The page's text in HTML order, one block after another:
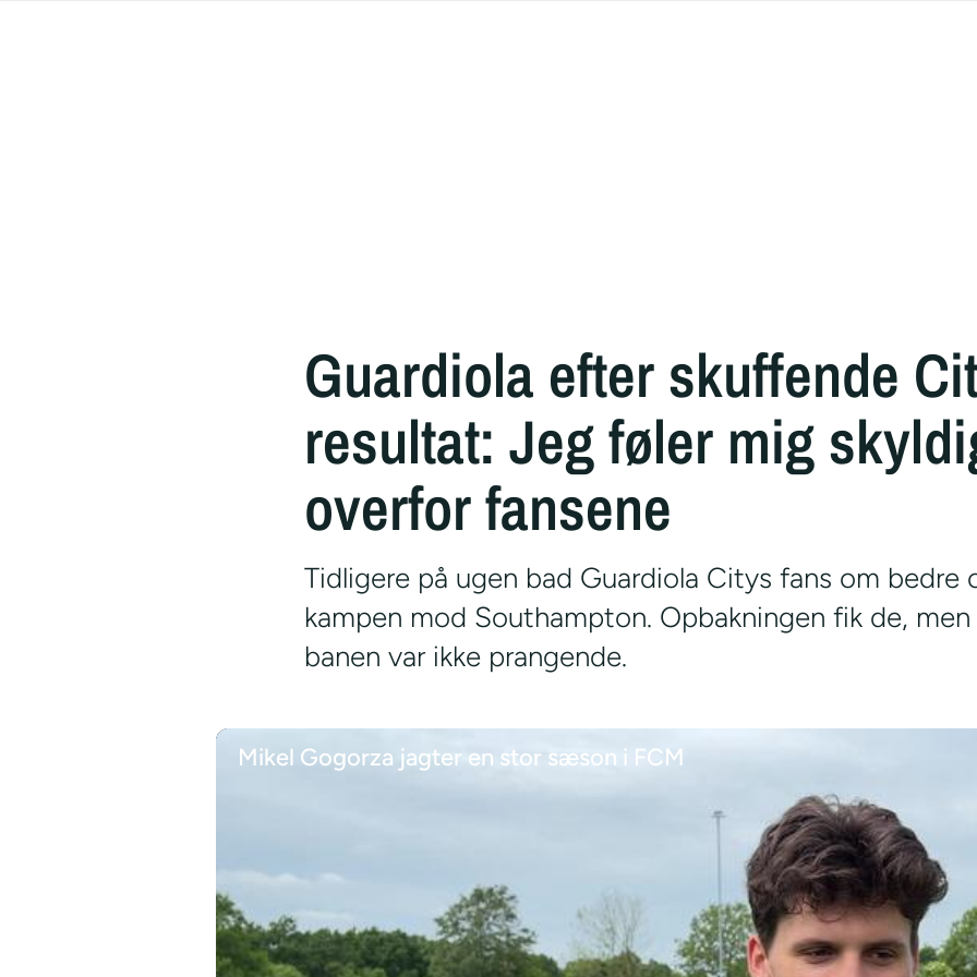
Guardiola efter skuffende
resultat: Jeg føler mig
overfor fansene
Tidligere på ugen bad Guardiola Citys fans om bedre
kampen mod Southampton. Opbakningen fik de,
banen var ikke prangende.
Mikel Gogorza jagter en stor sæson i FCM